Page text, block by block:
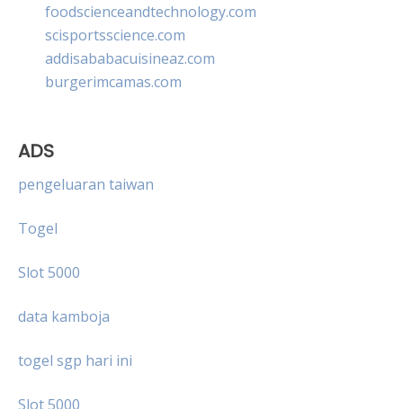
foodscienceandtechnology.com
scisportsscience.com
addisababacuisineaz.com
burgerimcamas.com
ADS
pengeluaran taiwan
Togel
Slot 5000
data kamboja
togel sgp hari ini
Slot 5000